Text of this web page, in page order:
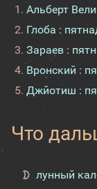
Альберт
Глоба :
Зараев :
Вронский :
Джйотиш :
Что
лунный